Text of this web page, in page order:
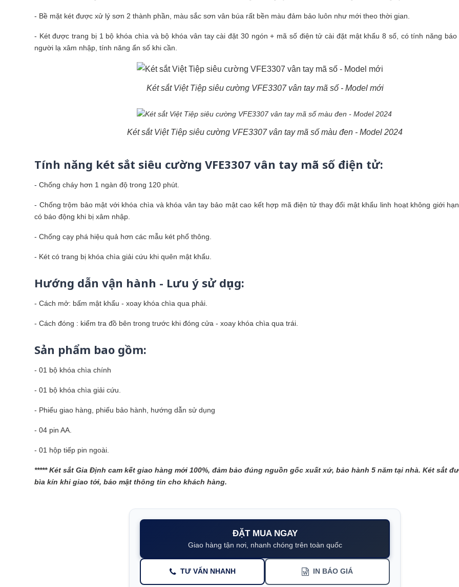
- Bề mặt két được xử lý sơn 2 thành phần, màu sắc sơn vân búa rất bền màu đảm bảo luôn như mới theo thời gian.
- Két được trang bị 1 bộ khóa chìa và bộ khóa vân tay cài đặt 30 ngón + mã số điện tử cài đặt mật khẩu 8 số, có tính năng báo
người lạ xâm nhập, tính năng ẩn số khi cần.
Két sắt Việt Tiệp siêu cường VFE3307 vân tay mã số - Model mới
Két sắt Việt Tiệp siêu cường VFE3307 vân tay mã số màu đen - Model 2024
Tính năng két sắt siêu cường VFE3307 vân tay mã số điện tử:
- Chống cháy hơn 1 ngàn độ trong 120 phút.
- Chống trộm bảo mật với khóa chìa và khóa vân tay bảo mật cao kết hợp mã điện tử thay đổi mật khẩu linh hoạt không giới
có báo động khi bị xâm nhập.
- Chống cạy phá hiệu quả hơn các mẫu két phổ thông.
- Két có trang bị khóa chìa giải cứu khi quên mật khẩu.
Hướng dẫn vận hành - Lưu ý sử dụng:
- Cách mở: bấm mật khẩu - xoay khóa chìa qua phải.
- Cách đóng : kiểm tra đồ bên trong trước khi đóng cửa - xoay khóa chìa qua trái.
Sản phẩm bao gồm:
- 01 bộ khóa chìa chính
- 01 bộ khóa chìa giải cứu.
- Phiếu giao hàng, phiếu bảo hành, hướng dẫn sử dụng
- 04 pin AA.
- 01 hộp tiếp pin ngoài.
***** Két sắt Gia Định cam kết giao hàng mới 100%, đảm bảo đúng nguồn gốc xuất xứ, bảo hành 5 năm tại nhà. Két sắt
bìa kín khi giao tới, bảo mật thông tin cho khách hàng.
ĐẶT MUA NGAY
Giao hàng tận nơi, nhanh chóng trên toàn quốc
TƯ VẤN NHANH IN BÁO GIÁ